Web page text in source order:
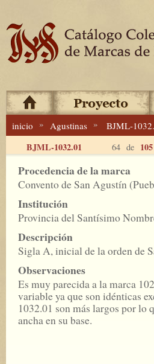
inicio » Agustinas » BJML-
BJML-1032.01 64 de 105
Procedencia de la marca
Convento de San Agustín
Institución
Provincia del Santísimo
Descripción
Sigla A, inicial de la orden de
Observaciones
Es muy parecida a la marca
variable ya que son idénticas
1032.01 son más largos por lo
ancha en su base.